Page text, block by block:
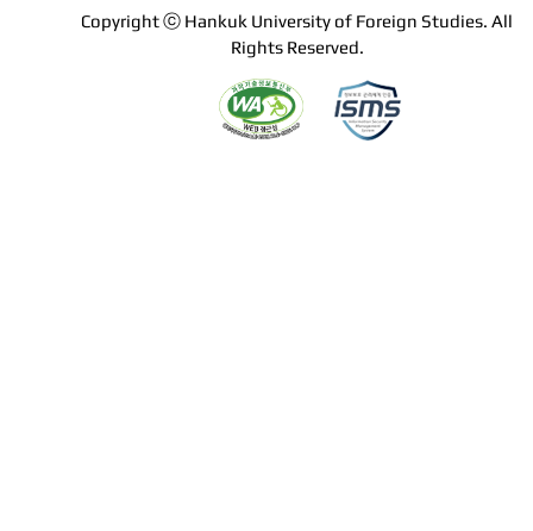
Copyright ⓒ Hankuk University of Foreign Studies. All
Rights Reserved.